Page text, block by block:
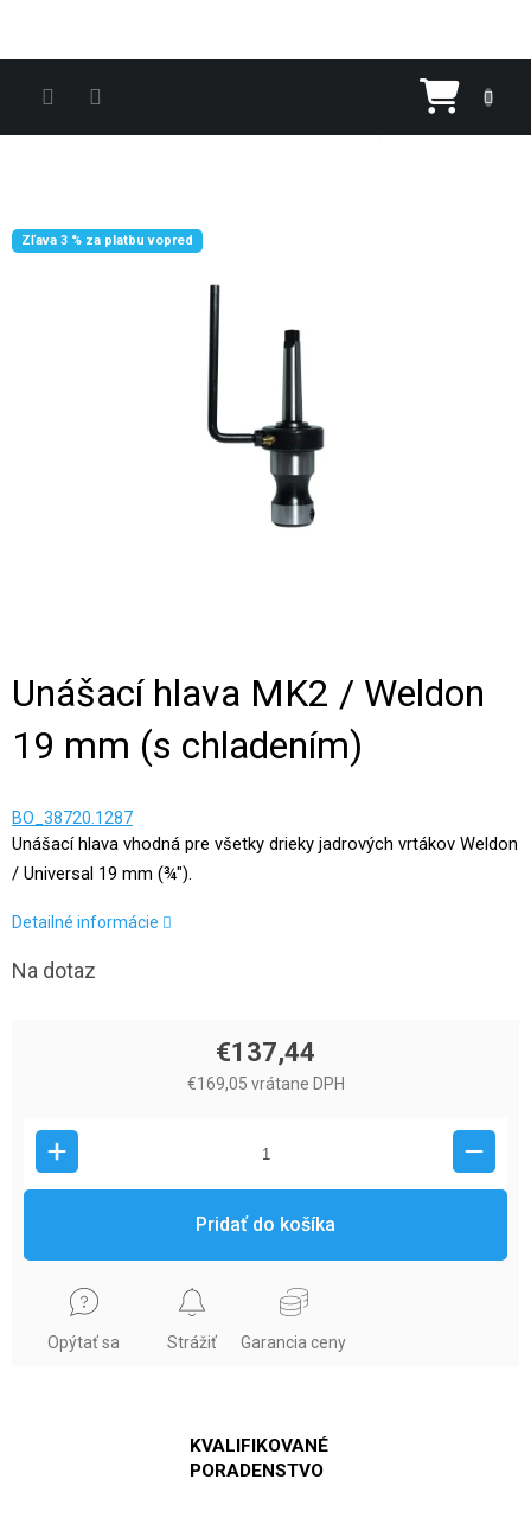
Zľava 3 % za platbu vopred
Unášací hlava MK2 / Weldon
19 mm (s chladením)
BO_38720.1287
Unášací hlava vhodná pre všetky drieky jadrových vrtákov Weldon
/ Universal 19 mm (¾").
Detailné informácie
Na dotaz
€137,44
€169,05 vrátane DPH
Pridať do košíka
Opýtať sa Strážiť Garancia ceny
KVALIFIKOVANÉ
PORADENSTVO